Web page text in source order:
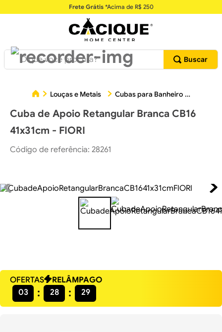
Frete Grátis*Acima de R$ 250
O que você procura?
Louças e Metais Cubas para Banheiro
Cuba de Apoio Retangular Branca CB16
41x31cm - FIORI
Código de referência: 28261
OFERTAS
RELÂMPAGO
03
28 28